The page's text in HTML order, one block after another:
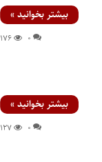
بیشتر بخوانید »
۰ ۱۷۶
بیشتر بخوانید »
۰ ۱۲۷